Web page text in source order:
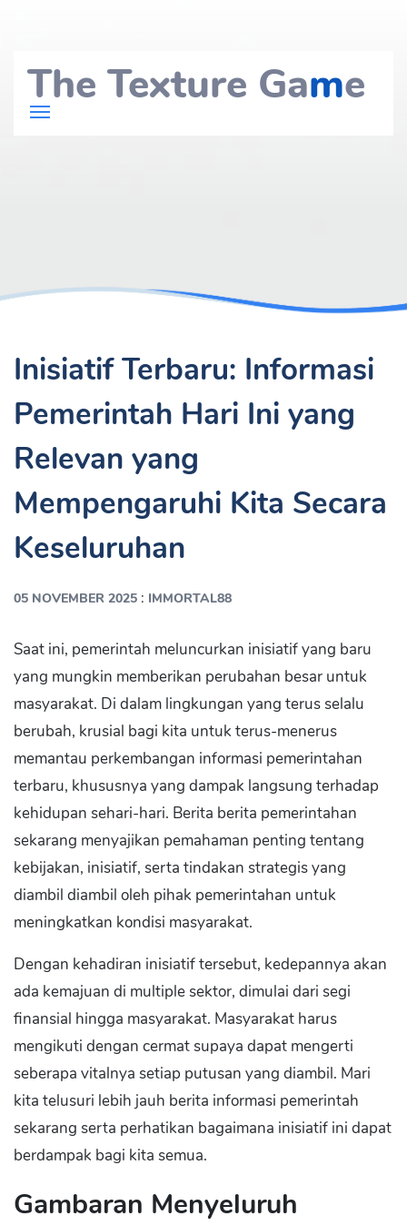
The Texture Game
Inisiatif Terbaru: Informasi
Pemerintah Hari Ini yang
Relevan yang
Mempengaruhi Kita Secara
Keseluruhan
05 NOVEMBER 2025 : IMMORTAL88
Saat ini, pemerintah meluncurkan inisiatif yang baru
yang mungkin memberikan perubahan besar untuk
masyarakat. Di dalam lingkungan yang terus selalu
berubah, krusial bagi kita untuk terus-menerus
memantau perkembangan informasi pemerintahan
terbaru, khususnya yang dampak langsung terhadap
kehidupan sehari-hari. Berita berita pemerintahan
sekarang menyajikan pemahaman penting tentang
kebijakan, inisiatif, serta tindakan strategis yang
diambil diambil oleh pihak pemerintahan untuk
meningkatkan kondisi masyarakat.
Dengan kehadiran inisiatif tersebut, kedepannya akan
ada kemajuan di multiple sektor, dimulai dari segi
finansial hingga masyarakat. Masyarakat harus
mengikuti dengan cermat supaya dapat mengerti
seberapa vitalnya setiap putusan yang diambil. Mari
kita telusuri lebih jauh berita informasi pemerintah
sekarang serta perhatikan bagaimana inisiatif ini dapat
berdampak bagi kita semua.
Gambaran Menyeluruh